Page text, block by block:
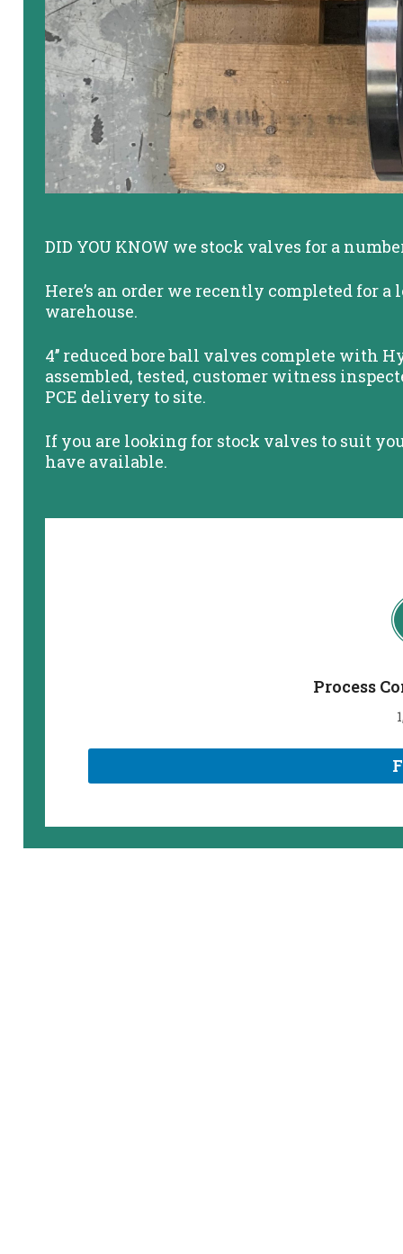
DID YOU KNOW we stock valves for a
Here’s an order we recently completed for
warehouse.
4’’ reduced bore ball valves complete with
assembled, tested, customer witness
PCE delivery to site.
If you are looking for stock valves to suit
have available.
Process